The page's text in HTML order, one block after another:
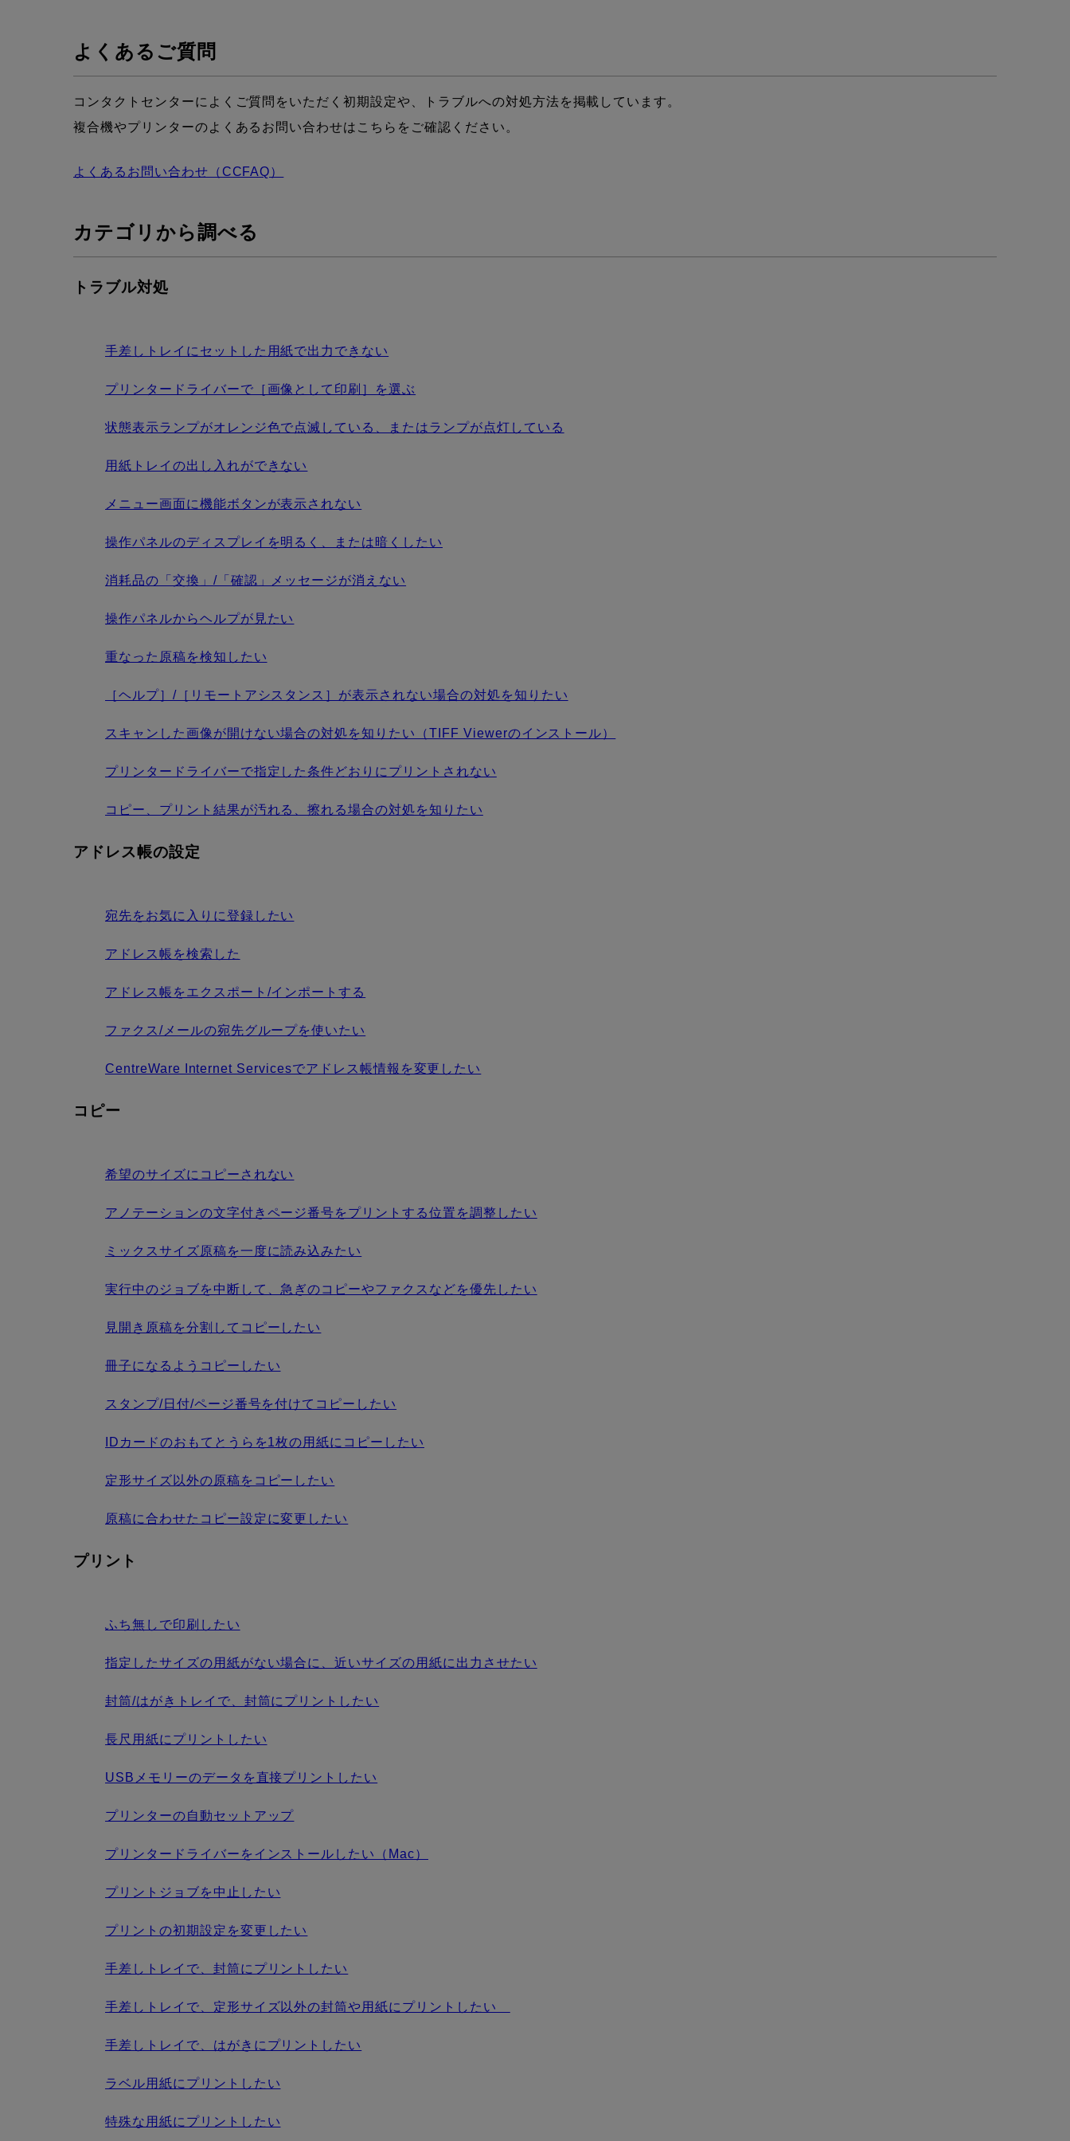
よくあるご質問
コンタクトセンターによくご質問をいただく初期設定や、トラブルへの対処方法を掲載しています。
複合機やプリンターのよくあるお問い合わせはこちらをご確認ください。
よくあるお問い合わせ（CCFAQ）
カテゴリから調べる
トラブル対処
手差しトレイにセットした用紙で出力できない
プリンタードライバーで［画像として印刷］を選ぶ
状態表示ランプがオレンジ色で点滅している、またはランプが点灯している
用紙トレイの出し入れができない
メニュー画面に機能ボタンが表示されない
操作パネルのディスプレイを明るく、または暗くしたい
消耗品の「交換」/「確認」メッセージが消えない
操作パネルからヘルプが見たい
重なった原稿を検知したい
［ヘルプ］/［リモートアシスタンス］が表示されない場合の対処を知りたい
スキャンした画像が開けない場合の対処を知りたい（TIFF Viewerのインストール）
プリンタードライバーで指定した条件どおりにプリントされない
コピー、プリント結果が汚れる、擦れる場合の対処を知りたい
アドレス帳の設定
宛先をお気に入りに登録したい
アドレス帳を検索した
アドレス帳をエクスポート/インポートする
ファクス/メールの宛先グループを使いたい
CentreWare Internet Servicesでアドレス帳情報を変更したい
コピー
希望のサイズにコピーされない
アノテーションの文字付きページ番号をプリントする位置を調整したい
ミックスサイズ原稿を一度に読み込みたい
実行中のジョブを中断して、急ぎのコピーやファクスなどを優先したい
見開き原稿を分割してコピーしたい
冊子になるようコピーしたい
スタンプ/日付/ページ番号を付けてコピーしたい
IDカードのおもてとうらを1枚の用紙にコピーしたい
定形サイズ以外の原稿をコピーしたい
原稿に合わせたコピー設定に変更したい
プリント
ふち無しで印刷したい
指定したサイズの用紙がない場合に、近いサイズの用紙に出力させたい
封筒/はがきトレイで、封筒にプリントしたい
長尺用紙にプリントしたい
USBメモリーのデータを直接プリントしたい
プリンターの自動セットアップ
プリンタードライバーをインストールしたい（Mac）
プリントジョブを中止したい
プリントの初期設定を変更したい
手差しトレイで、封筒にプリントしたい
手差しトレイで、定形サイズ以外の封筒や用紙にプリントしたい
手差しトレイで、はがきにプリントしたい
ラベル用紙にプリントしたい
特殊な用紙にプリントしたい